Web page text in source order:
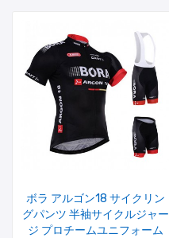
ボラ アルゴン18 サイクリン
グパンツ 半袖サイクルジャー
ジ プロチームユニフォーム